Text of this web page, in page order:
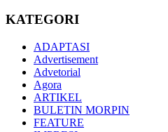
KATEGORI
ADAPTASI
Advertisement
Advetorial
Agora
ARTIKEL
BULETIN MORPIN
FEATURE